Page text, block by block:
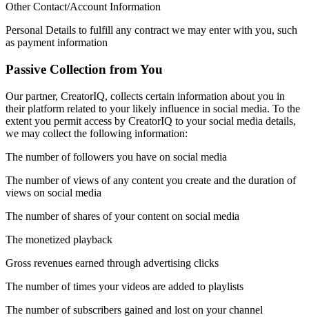
Jogos XR
Lance jogos XR em várias plataformas
Jogos com multijogador
Other Contact/Account Information
Personal Details to fulfill any contract we may enter with you, such
as payment information
Passive Collection from You
Our partner, CreatorIQ, collects certain information about you in
their platform related to your likely influence in social media. To the
extent you permit access by CreatorIQ to your social media details,
we may collect the following information:
The number of followers you have on social media
The number of views of any content you create and the duration of
views on social media
The number of shares of your content on social media
The monetized playback
Gross revenues earned through advertising clicks
The number of times your videos are added to playlists
The number of subscribers gained and lost on your channel